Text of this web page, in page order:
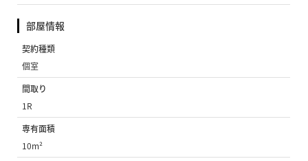
部屋情報
契約種類
個室
間取り
1R
専有面積
10m²